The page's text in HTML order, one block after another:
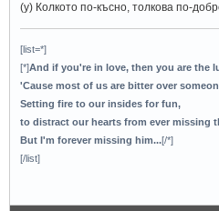
(y) Колкото по-късно, толкова по-
[list=*]
[*]And if you're in love, then you are the
'Cause most of us are bitter over
Setting fire to our insides for fun,
to distract our hearts from ever missing
But I'm forever missing him...[/*]
[/list]